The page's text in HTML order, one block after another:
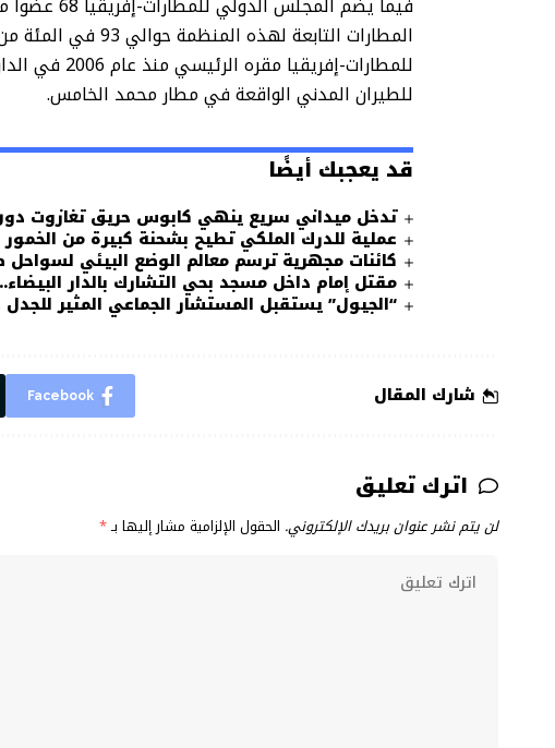
المطارات التابعة
للمطارات-
للطيران المدني الواقعة في مطار محمد الخامس.
قد يعجبك أيضًا
تدخل ميداني سريع ينهي كابوس حريق تغازوت
عملية للدرك الملكي تطيح بشحنة كبيرة من
كائنات مجهرية ترسم معالم الوضع البيئي
مقتل إمام داخل مسجد بحي التشارك بالدار
“الجيول” يستقبل المستشار الجماعي المثير
شارك المقال Facebook
اترك تعليق
لن يتم نشر عنوان بريدك الإلكتروني. الحقول الإلزامية مشار إليها بـ*